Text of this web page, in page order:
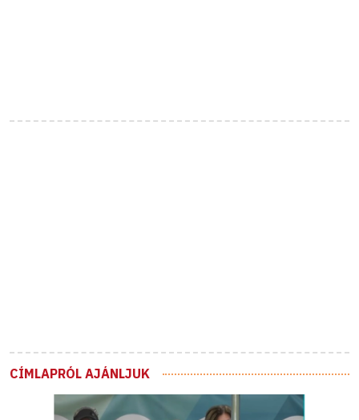
CÍMLAPRÓL AJÁNLJUK